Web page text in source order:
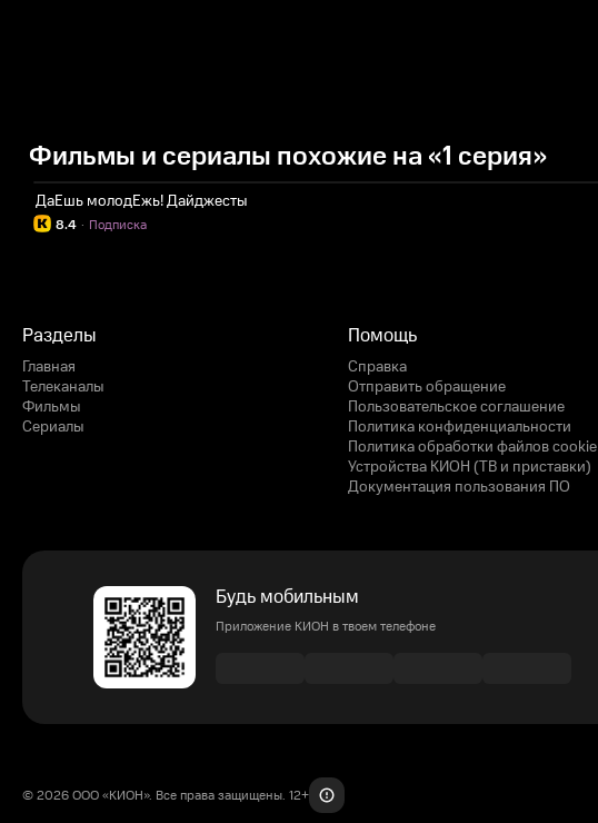
Фильмы и сериалы похожие на «1 серия»
ДаЕшь молодЕжь! Дайджесты
8.4 Подписка
·
Разделы
Главная
Телеканалы
Фильмы
Сериалы
Помощь
Справка
Отправить обращение
Пользовательское соглашение
Политика конфиденциальности
Политика обработки файлов cookie
Устройства КИОН (ТВ и приставки)
Документация пользования ПО
Будь мобильным
Приложение КИОН в твоем телефоне
© 2026 ООО «КИОН». Все права защищены. 12+